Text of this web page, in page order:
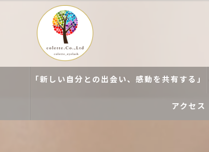
「新しい自分との出会い、感動を共有する」
アクセス